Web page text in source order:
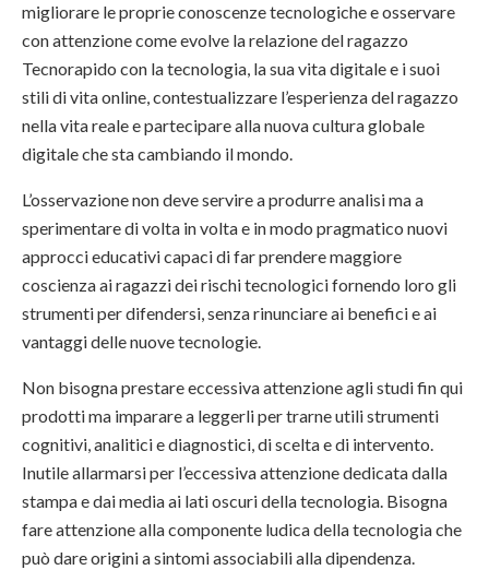
migliorare le proprie conoscenze tecnologiche e osservare
con attenzione come evolve la relazione del ragazzo
Tecnorapido con la tecnologia, la sua vita digitale e i suoi
stili di vita online, contestualizzare l’esperienza del ragazzo
nella vita reale e partecipare alla nuova cultura globale
digitale che sta cambiando il mondo.
L’osservazione non deve servire a produrre analisi ma a
sperimentare di volta in volta e in modo pragmatico nuovi
approcci educativi capaci di far prendere maggiore
coscienza ai ragazzi dei rischi tecnologici fornendo loro gli
strumenti per difendersi, senza rinunciare ai benefici e ai
vantaggi delle nuove tecnologie.
Non bisogna prestare eccessiva attenzione agli studi fin qui
prodotti ma imparare a leggerli per trarne utili strumenti
cognitivi, analitici e diagnostici, di scelta e di intervento.
Inutile allarmarsi per l’eccessiva attenzione dedicata dalla
stampa e dai media ai lati oscuri della tecnologia. Bisogna
fare attenzione alla componente ludica della tecnologia che
può dare origini a sintomi associabili alla dipendenza.